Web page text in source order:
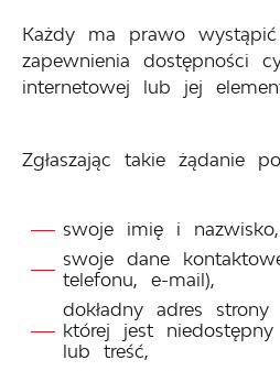
Każdy ma prawo
zapewnienia dostępności
internetowej lub jej
Zgłaszając takie żądanie
swoje imię i nazwisko,
swoje dane
telefonu, e-mail),
dokładny adres
której jest
lub treść,